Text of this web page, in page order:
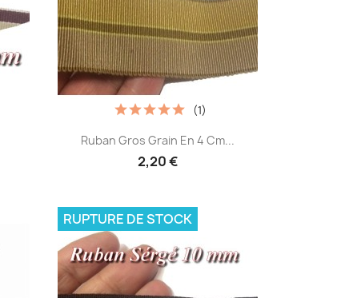
Aperçu rapide
Ruban Gros Grain En 4 Cm...
2,20 €
(1)
RUPTURE DE STOCK